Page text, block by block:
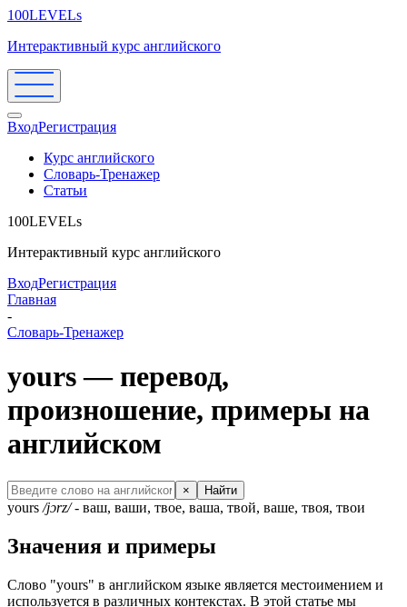
100LEVELs
Интерактивный курс английского
ВходРегистрация
Курс английского
Словарь-Тренажер
Статьи
100LEVELs
Интерактивный курс английского
ВходРегистрация
Главная
-
Словарь-Тренажер
yours — перевод,
произношение, примеры на
английском
× Найти
yours /jɔrz/- ваш, ваши, твое, ваша, твой, ваше, твоя, твои
Значения и примеры
Слово "yours" в английском языке является местоимением и
используется в различных контекстах. В этой статье мы